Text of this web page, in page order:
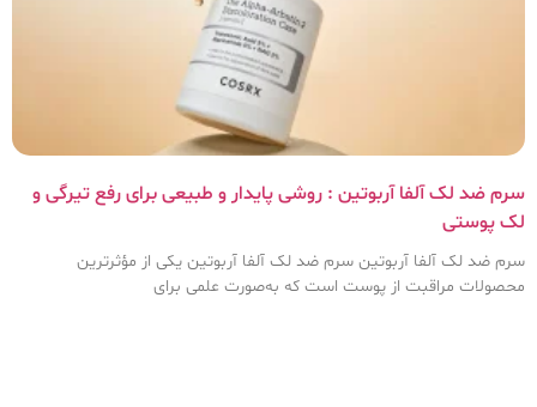
سرم ضد لک آلفا آربوتین : روشی پایدار و طبیعی برای رفع تیرگی و
لک پوستی
سرم ضد لک آلفا آربوتین سرم ضد لک آلفا آربوتین یکی از مؤثرترین
محصولات مراقبت از پوست است که به‌صورت علمی برای